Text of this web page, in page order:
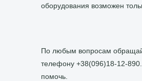
оборудования возможен
По любым вопросам
телефону +38(096)18-12-
помочь.